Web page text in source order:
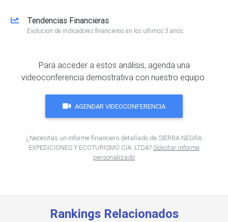
Tendencias Financieras
Evolucion de indicadores financieros en los ultimos 3 anos.
Para acceder a estos análisis, agenda una
videoconferencia demostrativa con nuestro equipo.
AGENDAR VIDEOCONFERENCIA
¿Necesitas un informe financiero detallado de SIERRA NEGRA
EXPEDICIONES Y ECOTURISMO CIA. LTDA? Solicitar informe
personalizado
Rankings Relacionados